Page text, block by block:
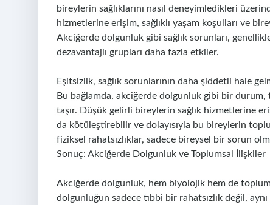
bireylerin sağlıklarını nasıl deneyimledikleri
hizmetlerine erişim, sağlıklı yaşam koşulları ve
Akciğerde dolgunluk gibi sağlık sorunları,
dezavantajlı grupları daha fazla etkiler.
Eşitsizlik, sağlık sorunlarının daha şiddetli hale
Bu bağlamda, akciğerde dolgunluk gibi bir durum,
taşır. Düşük gelirli bireylerin sağlık hizmetlerine
da kötüleştirebilir ve dolayısıyla bu bireylerin
fiziksel rahatsızlıklar, sadece bireysel bir sorun
Sonuç: Akciğerde Dolgunluk ve Toplumsal İlişkiler
Akciğerde dolgunluk, hem biyolojik hem de
dolgunluğun sadece tıbbi bir rahatsızlık değil,